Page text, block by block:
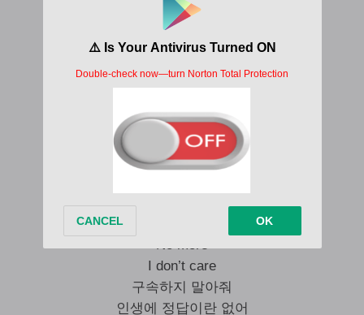
Live My Life (때론 힘들어도)
새롭게
Oh 힘차게
외쳐봐
Live My Life (소중한 Your life)
시간은 멈출 수 없잖아
No more
I don’t care
구속하지 말아줘
인생에 정답이란 없어